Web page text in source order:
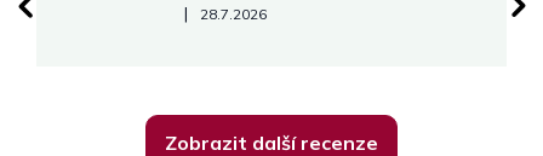
Hodnocení obchodu je 5 z 5 hvězdiček.
| 28.7.2026
Zobrazit další recenze